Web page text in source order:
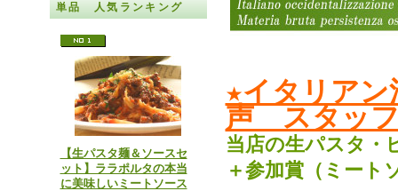
単品 人気ランキング
【生パスタ麺＆ソースセ
ット】ララポルタの本当
に美味しいミートソース
★イタリア
声 スタッ
当店の生パスタ・
＋参加賞（ミート